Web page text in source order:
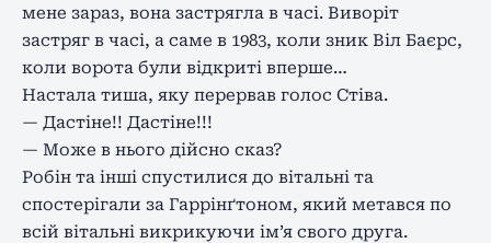
мене зараз, вона застрягла в часі. Виворіт
застряг в часі, а саме в 1983, коли зник Віл Баєрс,
коли ворота були відкриті вперше…
Настала тиша, яку перервав голос Стіва.
— Дастіне!! Дастіне!!!
— Може в нього дійсно сказ?
Робін та інші спустилися до вітальні та
спостерігали за Гаррінґтоном, який метався по
всій вітальні викрикуючи ім’я свого друга.